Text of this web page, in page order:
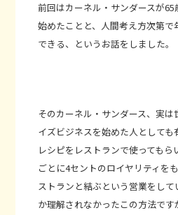
前回はカーネル・サンダースが
始めたことと、人間考え方次第
できる、というお話をしました。
そのカーネル・サンダース、実
イズビジネスを始めた人としても
レシピをレストランで使っても
ごとに4セントのロイヤリティを
ストランと結ぶという営業をし
か理解されなかったこの方法で